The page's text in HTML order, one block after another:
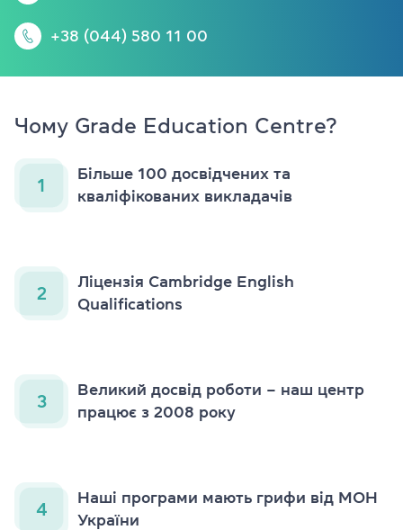
+38 (044) 580 11 00
Чому Grade Education Centre?
1
Більше 100 досвідчених та
кваліфікованих викладачів
2
Ліцензія Cambridge English
Qualifications
3
Великий досвід роботи – наш центр
працює з 2008 року
4
Наші програми мають грифи від МОН
України